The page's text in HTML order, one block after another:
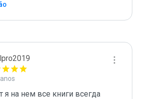
я на нем все книги всегда